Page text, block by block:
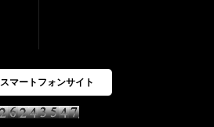
スマートフォンサイト